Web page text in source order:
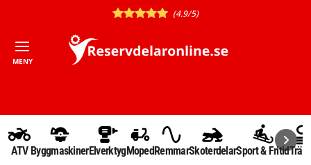
(4.9/5)
MENY
ATV ByggmaskinerElverktygMopedRemmarSkoterdelarSport & Fritid